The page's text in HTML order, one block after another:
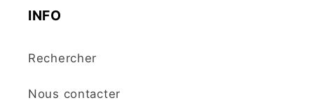
INFO
Rechercher
Nous contacter